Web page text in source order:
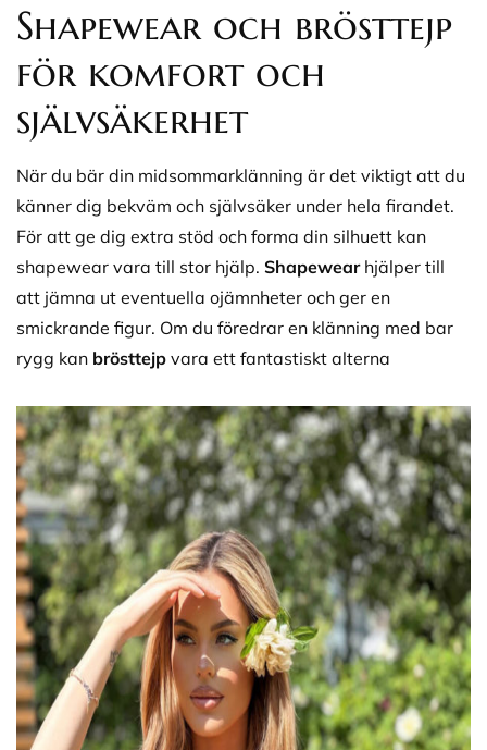
Shapewear och brösttejp
för komfort och
självsäkerhet
När du bär din midsommarklänning är det viktigt att du
känner dig bekväm och självsäker under hela firandet.
För att ge dig extra stöd och forma din silhuett kan
shapewear vara till stor hjälp. Shapewearhjälper till
att jämna ut eventuella ojämnheter och ger en
smickrande figur. Om du föredrar en klänning med bar
rygg kan brösttejp vara ett fantastiskt alterna